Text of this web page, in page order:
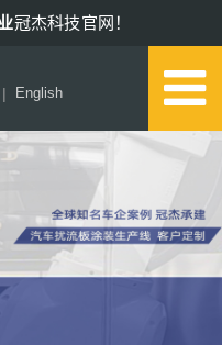
冠杰科技官网！
13802578652
| English